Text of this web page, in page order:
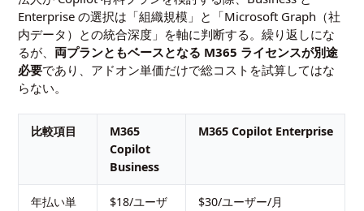
Enterprise の選択は「組織規模」と「Microsoft Graph（社
内データ）との統合深度」を軸に判断する。繰り返しにな
るが、 両プランともベースとなる M365 ライセンスが別途
必要であり、アドオン単価だけで総コストを試算してはな
らない。
比較項目
M365
Copilot
Business
M365 Copilot Enterprise
年払い単
$18/ユーザ
$30/ユーザー/月